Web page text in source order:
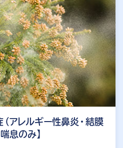
アレルギー性鼻炎・結膜
喘息のみ】